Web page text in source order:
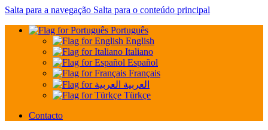
Salta para a navegação Salta para o conteúdo principal
Português
English
Italiano
Español
Français
العربية
Türkçe
Contacto